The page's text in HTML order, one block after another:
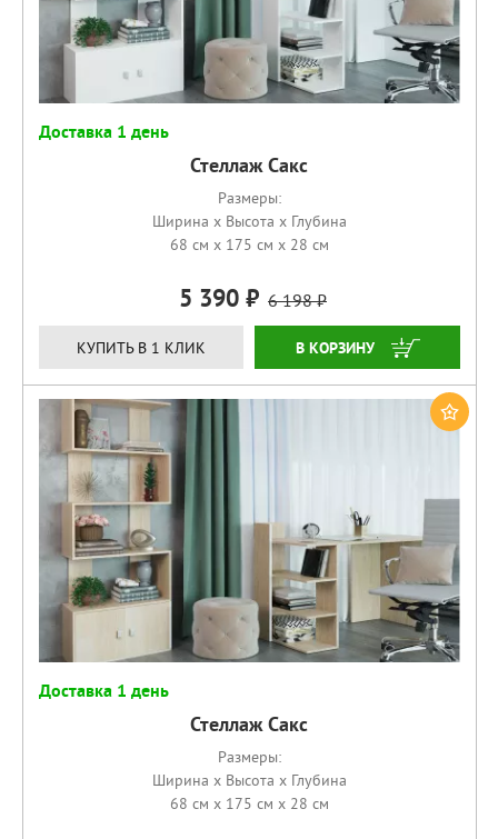
Доставка 1 день
Стеллаж Сакс
Размеры:
Ширина x Высота x Глубина
68 см x 175 см x 28 см
5 390 6 198
КУПИТЬ В 1 КЛИК КУПИТЬ
Доставка 1 день
Стеллаж Сакс
Размеры:
Ширина x Высота x Глубина
68 см x 175 см x 28 см